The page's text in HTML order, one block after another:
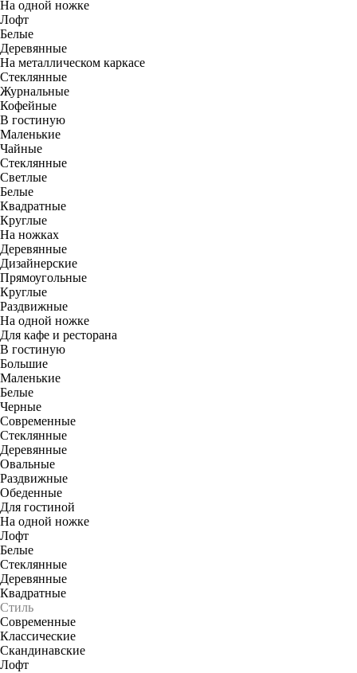
На одной ножке
Лофт
Белые
Деревянные
На металлическом каркасе
Стеклянные
Журнальные
Кофейные
В гостиную
Маленькие
Чайные
Стеклянные
Светлые
Белые
Квадратные
Круглые
На ножках
Деревянные
Дизайнерские
Прямоугольные
Круглые
Раздвижные
На одной ножке
Для кафе и ресторана
В гостиную
Большие
Маленькие
Белые
Черные
Современные
Стеклянные
Деревянные
Овальные
Раздвижные
Обеденные
Для гостиной
На одной ножке
Лофт
Белые
Стеклянные
Деревянные
Квадратные
Стиль
Современные
Классические
Скандинавские
Лофт